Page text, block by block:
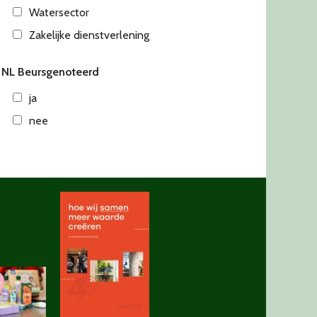
Watersector
Zakelijke dienstverlening
NL Beursgenoteerd
ja
nee